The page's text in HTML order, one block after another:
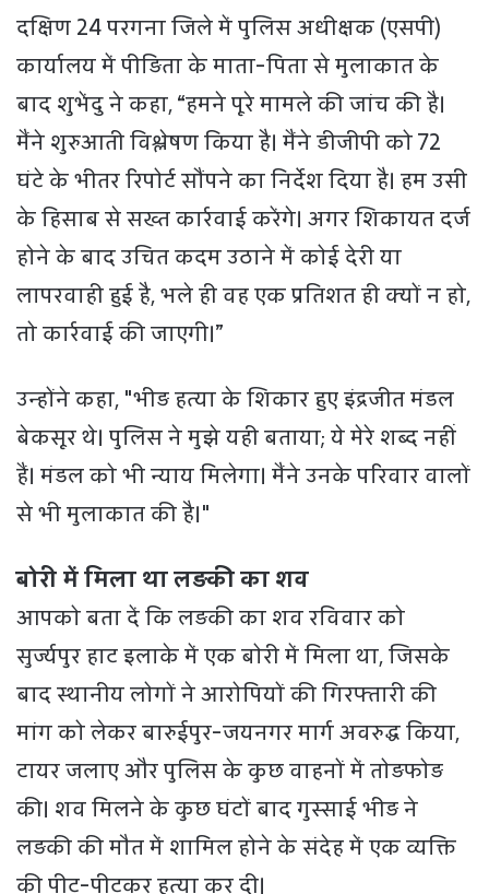
दक्षिण 24 परगना जिले में पुलिस अधीक्षक (एसपी)
कार्यालय में पीड़िता के माता-पिता से मुलाकात के
बाद शुभेंदु ने कहा, “हमने पूरे मामले की जांच की है।
मैंने शुरुआती विश्लेषण किया है। मैंने डीजीपी को 72
घंटे के भीतर रिपोर्ट सौंपने का निर्देश दिया है। हम उसी
के हिसाब से सख्त कार्रवाई करेंगे। अगर शिकायत दर्ज
होने के बाद उचित कदम उठाने में कोई देरी या
लापरवाही हुई है, भले ही वह एक प्रतिशत ही क्यों न हो,
तो कार्रवाई की जाएगी।”
उन्होंने कहा, "भीड़ हत्या के शिकार हुए इंद्रजीत मंडल
बेकसूर थे। पुलिस ने मुझे यही बताया; ये मेरे शब्द नहीं
हैं। मंडल को भी न्याय मिलेगा। मैंने उनके परिवार वालों
से भी मुलाकात की है।"
बोरी में मिला था लड़की का शव
आपको बता दें कि लड़की का शव रविवार को
सुर्ज्यपुर हाट इलाके में एक बोरी में मिला था, जिसके
बाद स्थानीय लोगों ने आरोपियों की गिरफ्तारी की
मांग को लेकर बारुईपुर-जयनगर मार्ग अवरुद्ध किया,
टायर जलाए और पुलिस के कुछ वाहनों में तोड़फोड़
की। शव मिलने के कुछ घंटों बाद गुस्साई भीड़ ने
लड़की की मौत में शामिल होने के संदेह में एक व्यक्ति
की पीट-पीटकर हत्या कर दी।